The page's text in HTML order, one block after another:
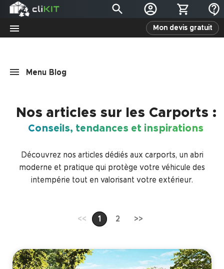
Mon devis gratuit
menu
Nos articles sur les Carports :
Conseils, tendances et inspirations
Découvrez nos articles dédiés aux carports, un abri
moderne et pratique qui protège votre véhicule des
intempérie tout en valorisant votre extérieur.
<< 1 2 >>